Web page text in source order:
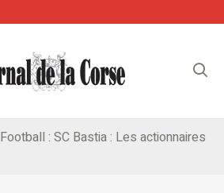
Football : SC Bastia : Les actionnaires